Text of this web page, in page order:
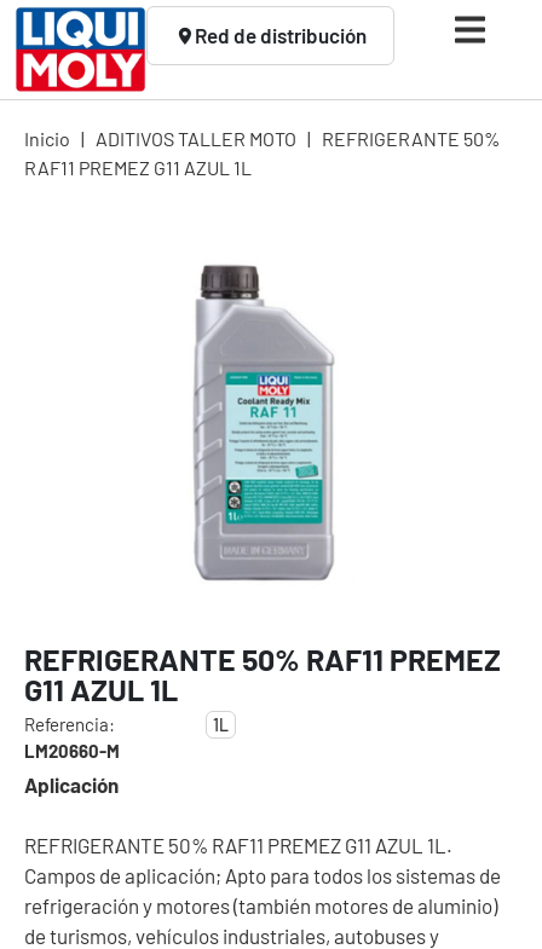
Red de distribución
Inicio | ADITIVOS TALLER MOTO | REFRIGERANTE 50%
RAF11 PREMEZ G11 AZUL 1L
REFRIGERANTE 50% RAF11 PREMEZ
G11 AZUL 1L
Referencia:
LM20660-M
1L
Aplicación
REFRIGERANTE 50% RAF11 PREMEZ G11 AZUL 1L.
Campos de aplicación; Apto para todos los sistemas de
refrigeración y motores (también motores de aluminio)
de turismos, vehículos industriales, autobuses y